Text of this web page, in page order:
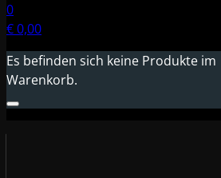
0
€0,00
Es befinden sich keine Produkte im
Warenkorb.